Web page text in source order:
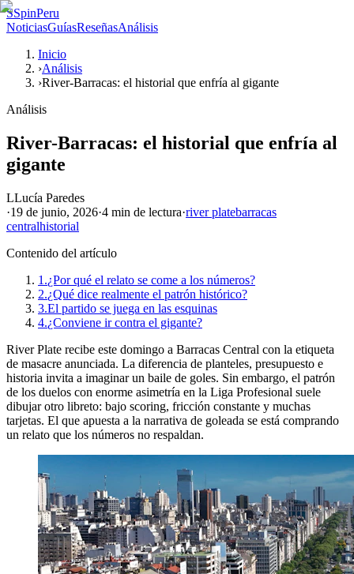
SSpinPeru
NoticiasGuíasReseñasAnálisis
Inicio
›Análisis
›River-Barracas: el historial que enfría al gigante
Análisis
River-Barracas: el historial que enfría al
gigante
LLucía Paredes
·19 de junio, 2026·4 min de lectura·river platebarracas
centralhistorial
Contenido del artículo
1.¿Por qué el relato se come a los números?
2.¿Qué dice realmente el patrón histórico?
3.El partido se juega en las esquinas
4.¿Conviene ir contra el gigante?
River Plate recibe este domingo a Barracas Central con la etiqueta
de masacre anunciada. La diferencia de planteles, presupuesto e
historia invita a imaginar un baile de goles. Sin embargo, el patrón
de los duelos con enorme asimetría en la Liga Profesional suele
dibujar otro libreto: bajo scoring, fricción constante y muchas
tarjetas. El que apuesta a la narrativa de goleada se está comprando
un relato que los números no respaldan.